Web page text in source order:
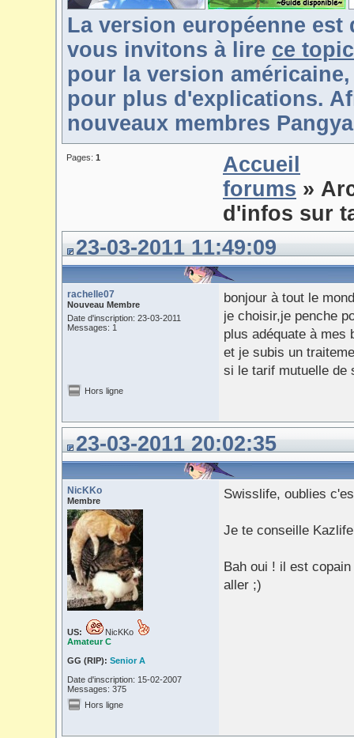
La version européenne
vous invitons à lire ce topic
pour la version
pour plus d'explications.
nouveaux membres
Pages: 1
Accueil
forums »
d'infos sur
23-03-2011 11:49:09
rachelle07
Nouveau Membre
Date d'inscription: 23-03-2011
Messages: 1
bonjour à tout le
je choisir,je penche
plus adéquate à mes
et je subis un
si le tarif mutuelle de
Hors ligne
23-03-2011 20:02:35
NicKKo
Membre
US:
NicKKo
Amateur C
GG (RIP): Senior A
Date d'inscription: 15-02-2007
Messages: 375
Swisslife, oublies
Je te conseille
Bah oui ! il est
aller ;)
Hors ligne